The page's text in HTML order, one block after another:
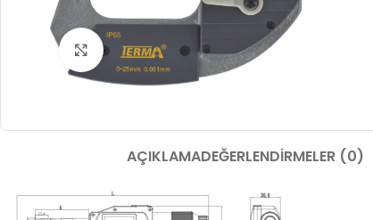
Büyütmek için tıklayın
AÇIKLAMADEĞERLENDIRMELER (0)